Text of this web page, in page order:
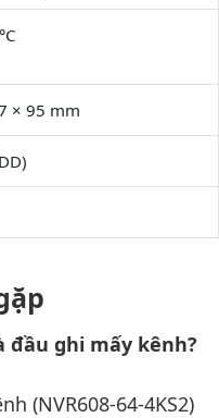
× 95 mm
đầu ghi mấy kênh?
(NVR608-64-4KS2)